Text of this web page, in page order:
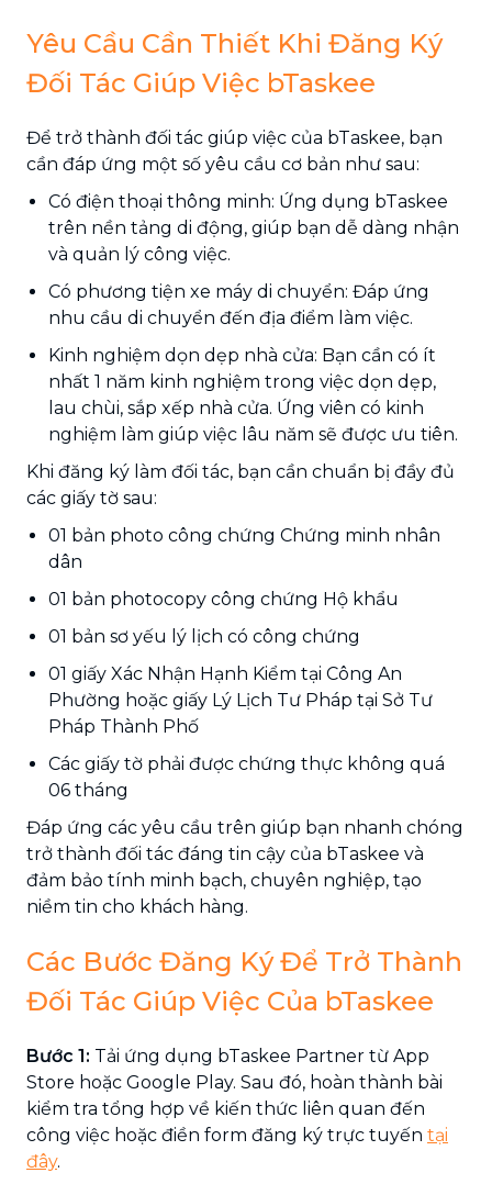
Yêu Cầu Cần Thiết Khi Đăng Ký
Đối Tác Giúp Việc bTaskee
Để trở thành đối tác giúp việc của bTaskee, bạn
cần đáp ứng một số yêu cầu cơ bản như sau:
Có điện thoại thông minh: Ứng dụng bTaskee
trên nền tảng di động, giúp bạn dễ dàng nhận
và quản lý công việc.
Có phương tiện xe máy di chuyển: Đáp ứng
nhu cầu di chuyển đến địa điểm làm việc.
Kinh nghiệm dọn dẹp nhà cửa: Bạn cần có ít
nhất 1 năm kinh nghiệm trong việc dọn dẹp,
lau chùi, sắp xếp nhà cửa. Ứng viên có kinh
nghiệm làm giúp việc lâu năm sẽ được ưu tiên.
Khi đăng ký làm đối tác, bạn cần chuẩn bị đầy đủ
các giấy tờ sau:
01 bản photo công chứng Chứng minh nhân
dân
01 bản photocopy công chứng Hộ khẩu
01 bản sơ yếu lý lịch có công chứng
01 giấy Xác Nhận Hạnh Kiểm tại Công An
Phường hoặc giấy Lý Lịch Tư Pháp tại Sở Tư
Pháp Thành Phố
Các giấy tờ phải được chứng thực không quá
06 tháng
Đáp ứng các yêu cầu trên giúp bạn nhanh chóng
trở thành đối tác đáng tin cậy của bTaskee và
đảm bảo tính minh bạch, chuyên nghiệp, tạo
niềm tin cho khách hàng.
Các Bước Đăng Ký Để Trở Thành
Đối Tác Giúp Việc Của bTaskee
Bước 1: Tải ứng dụng bTaskee Partner từ App
Store hoặc Google Play. Sau đó, hoàn thành bài
kiểm tra tổng hợp về kiến thức liên quan đến
công việc hoặc điền form đăng ký trực tuyến tại
đây.